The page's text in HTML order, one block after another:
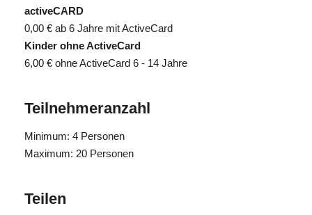
activeCARD
0,00 € ab 6 Jahre mit ActiveCard
Kinder ohne ActiveCard
6,00 € ohne ActiveCard 6 - 14 Jahre
Teilnehmeranzahl
Minimum: 4 Personen
Maximum: 20 Personen
Teilen